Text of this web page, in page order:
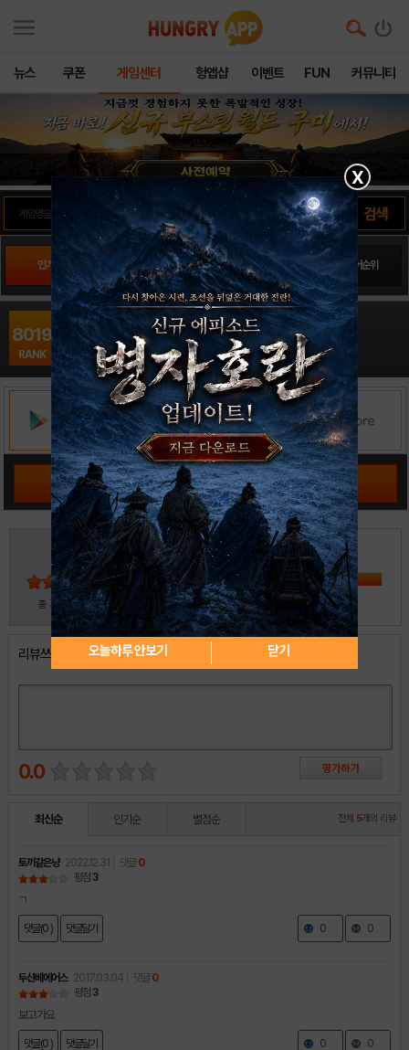
뉴스 쿠폰 게임센터 헝앱샵 이벤트 FUN 커뮤니티
인기게임 팬사이트순위 PLAY스토어순위 앱스토어순위
8019
RANK
Rainbow Rocket16
아케이드 / Dobsoft Studios
출시일: 2017-11-14
공략 커뮤니티 바로가기
3
총 30 명 참여
리뷰쓰기
0.0
최신순 인기순 별점순 전체 5개의 리뷰
토끼같은냥 2022.12.31 댓글 0
평점 3
ㄱ
댓글(0 ) 댓글달기 0 0
두산베에어스 2017.03.04 댓글 0
평점 3
보고가요
댓글(0 ) 댓글달기 0 0
X
오늘하루 안보기 닫기